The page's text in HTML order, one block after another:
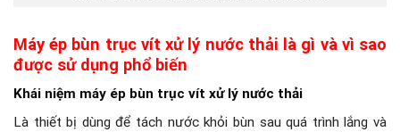
Máy ép bùn trục vít xử lý nước thải là gì và vì sao
được sử dụng phổ biến
Khái niệm máy ép bùn trục vít xử lý nước thải
Là thiết bị dùng để tách nước khỏi bùn sau quá trình lắng và